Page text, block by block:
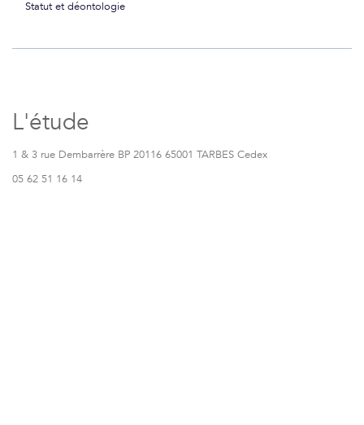
Statut et déontologie
L'étude
1 & 3 rue Dembarrère BP 20116 65001 TARBES Cedex
05 62 51 16 14